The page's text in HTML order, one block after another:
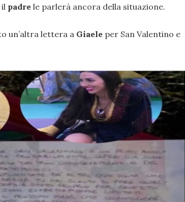
il padre le parlerà ancora della situazione.
un’altra lettera a Giaele per San Valentino e